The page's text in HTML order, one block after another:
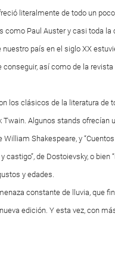
literalmente de todo un
como Paul Auster y casi toda
nuestro país en el siglo XX
así como de la
los clásicos de la literatura de
Twain. Algunos stands ofrecían
William Shakespeare, y
castigo”, de Dostoievsky, o bien
y edades.
constante de lluvia, que
edición. Y esta vez, con